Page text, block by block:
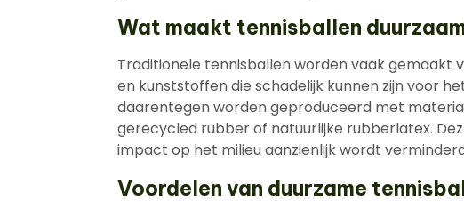
Wat maakt tennisballen
Traditionele tennisballen worden vaak
en kunststoffen die schadelijk kunnen zijn voor
daarentegen worden geproduceerd met
gerecycled rubber of natuurlijke rubberlatex.
impact op het milieu aanzienlijk wordt
Voordelen van duurzame